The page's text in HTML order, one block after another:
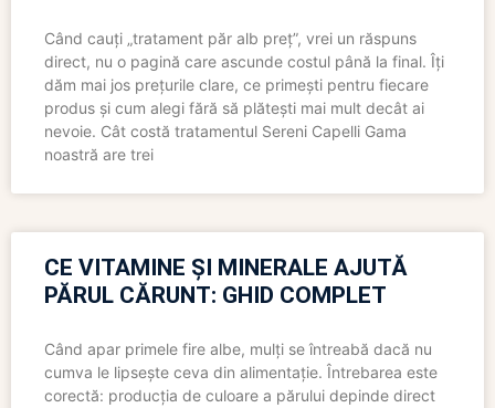
Când cauți „tratament păr alb preț”, vrei un răspuns
direct, nu o pagină care ascunde costul până la final. Îți
dăm mai jos prețurile clare, ce primești pentru fiecare
produs și cum alegi fără să plătești mai mult decât ai
nevoie. Cât costă tratamentul Sereni Capelli Gama
noastră are trei
CE VITAMINE ȘI MINERALE AJUTĂ
PĂRUL CĂRUNT: GHID COMPLET
Când apar primele fire albe, mulți se întreabă dacă nu
cumva le lipsește ceva din alimentație. Întrebarea este
corectă: producția de culoare a părului depinde direct